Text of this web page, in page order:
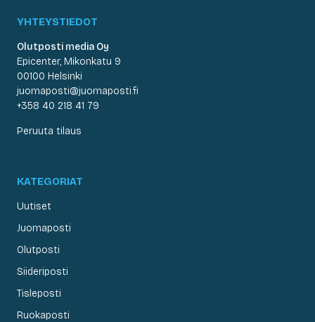
YHTEYSTIEDOT
Olutposti media Oy
Epicenter, Mikonkatu 9
00100 Helsinki
juomaposti@juomaposti.fi
+358 40 218 41 79
Peruuta tilaus
KATEGORIAT
Uutiset
Juomaposti
Olutposti
Siideriposti
Tisleposti
Ruokaposti